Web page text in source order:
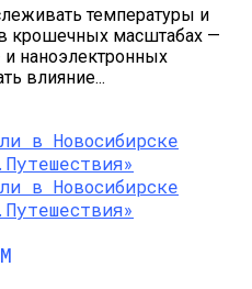
температуры и
крошечных масштабах —
наноэлектронных
влияние...